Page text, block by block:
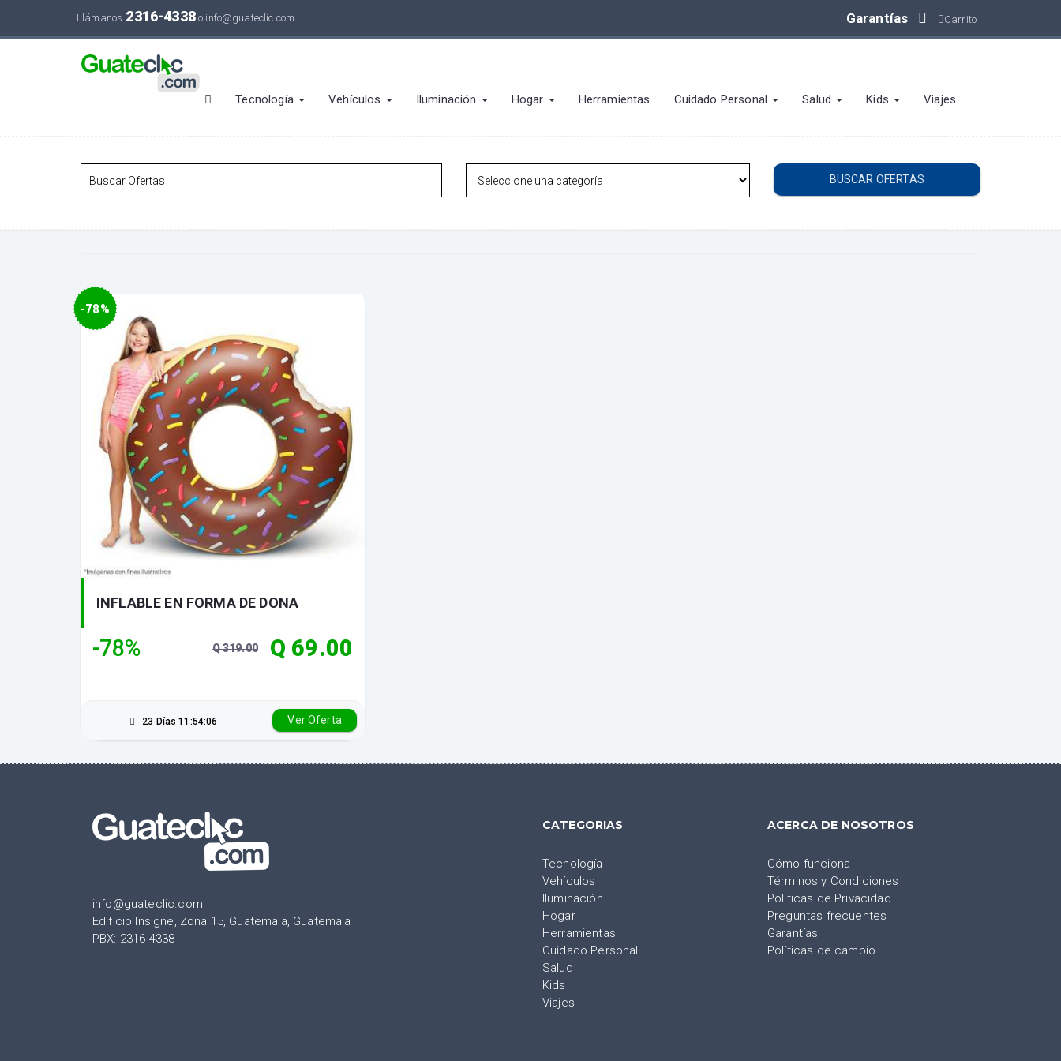
Llámanos 2316-4338o info@guateclic.com Garantías Carrito
Tecnología Vehículos Iluminación Hogar Herramientas Cuidado Personal Salud Kids Viajes
BUSCAR OFERTAS
-78%
INFLABLE EN FORMA DE DONA
-78% Q 69.00
Q 319.00
23 Días 11:54:05 Ver Oferta
info@guateclic.com
Edificio Insigne, Zona 15, Guatemala, Guatemala
PBX: 2316-4338
CATEGORIAS
Tecnología
Vehículos
Iluminación
Hogar
Herramientas
Cuidado Personal
Salud
Kids
Viajes
ACERCA DE NOSOTROS
Cómo funciona
Términos y Condiciones
Politicas de Privacidad
Preguntas frecuentes
Garantías
Políticas de cambio